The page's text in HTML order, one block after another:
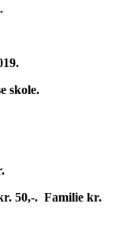
skole.
50,-. Familie kr.